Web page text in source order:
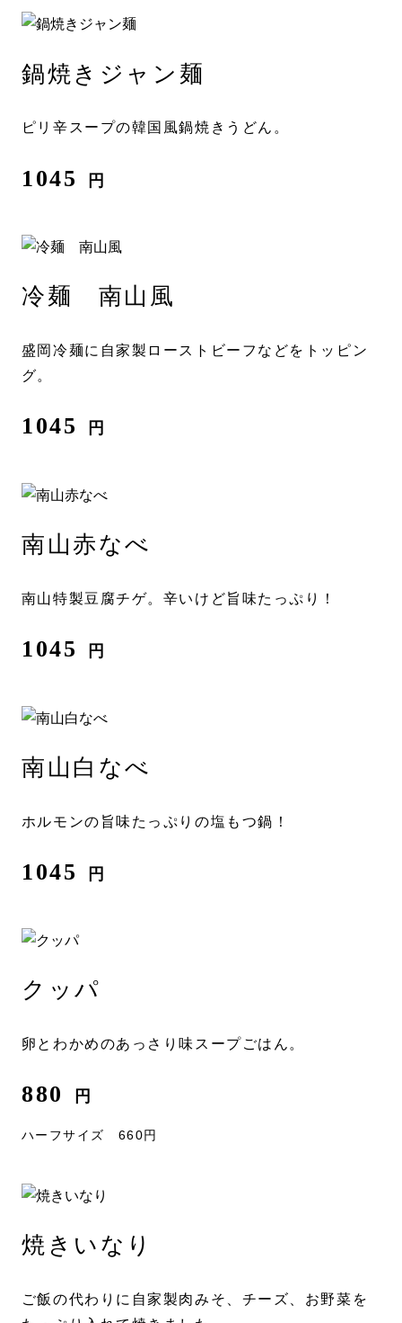
鍋焼きジャン麺
ピリ辛スープの韓国風鍋焼きうどん。
1045 円
冷麺 南山風
盛岡冷麺に自家製ローストビーフなどをトッピン
グ。
1045 円
南山赤なべ
南山特製豆腐チゲ。辛いけど旨味たっぷり！
1045 円
南山白なべ
ホルモンの旨味たっぷりの塩もつ鍋！
1045 円
クッパ
卵とわかめのあっさり味スープごはん。
880 円
ハーフサイズ 660円
焼きいなり
ご飯の代わりに自家製肉みそ、チーズ、お野菜を